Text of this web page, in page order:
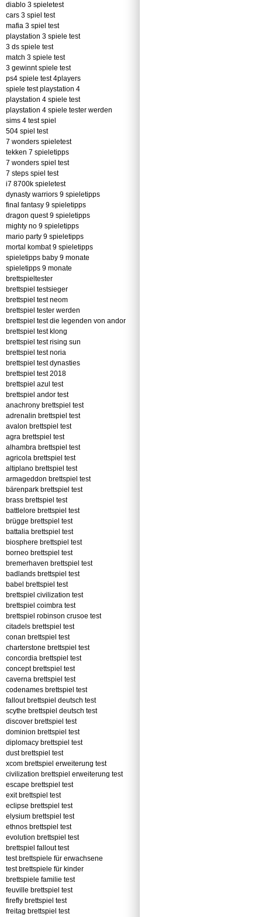
diablo 3 spieletest
cars 3 spiel test
mafia 3 spiel test
playstation 3 spiele test
3 ds spiele test
match 3 spiele test
3 gewinnt spiele test
ps4 spiele test 4players
spiele test playstation 4
playstation 4 spiele test
playstation 4 spiele tester werden
sims 4 test spiel
504 spiel test
7 wonders spieletest
tekken 7 spieletipps
7 wonders spiel test
7 steps spiel test
i7 8700k spieletest
dynasty warriors 9 spieletipps
final fantasy 9 spieletipps
dragon quest 9 spieletipps
mighty no 9 spieletipps
mario party 9 spieletipps
mortal kombat 9 spieletipps
spieletipps baby 9 monate
spieletipps 9 monate
brettspieltester
brettspiel testsieger
brettspiel test neom
brettspiel tester werden
brettspiel test die legenden von andor
brettspiel test klong
brettspiel test rising sun
brettspiel test noria
brettspiel test dynasties
brettspiel test 2018
brettspiel azul test
brettspiel andor test
anachrony brettspiel test
adrenalin brettspiel test
avalon brettspiel test
agra brettspiel test
alhambra brettspiel test
agricola brettspiel test
altiplano brettspiel test
armageddon brettspiel test
bärenpark brettspiel test
brass brettspiel test
battlelore brettspiel test
brügge brettspiel test
battalia brettspiel test
biosphere brettspiel test
borneo brettspiel test
bremerhaven brettspiel test
badlands brettspiel test
babel brettspiel test
brettspiel civilization test
brettspiel coimbra test
brettspiel robinson crusoe test
citadels brettspiel test
conan brettspiel test
charterstone brettspiel test
concordia brettspiel test
concept brettspiel test
caverna brettspiel test
codenames brettspiel test
fallout brettspiel deutsch test
scythe brettspiel deutsch test
discover brettspiel test
dominion brettspiel test
diplomacy brettspiel test
dust brettspiel test
xcom brettspiel erweiterung test
civilization brettspiel erweiterung test
escape brettspiel test
exit brettspiel test
eclipse brettspiel test
elysium brettspiel test
ethnos brettspiel test
evolution brettspiel test
brettspiel fallout test
test brettspiele für erwachsene
test brettspiele für kinder
brettspiele familie test
feuville brettspiel test
firefly brettspiel test
freitag brettspiel test